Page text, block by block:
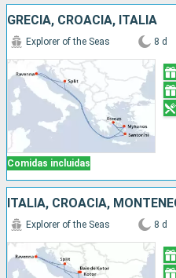
GRECIA, CROACIA, ITALIA
Comidas incluidas
Explorer of the Seas 8 d
ITALIA, CROACIA,
Explorer of the Seas 8 d